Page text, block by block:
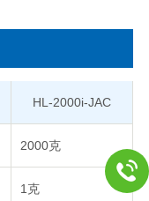
HL-2000i-JAC
2000克
1克